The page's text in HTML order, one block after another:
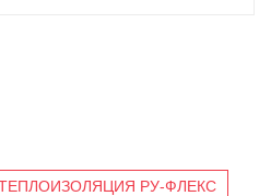
РУ-ФЛЕКС